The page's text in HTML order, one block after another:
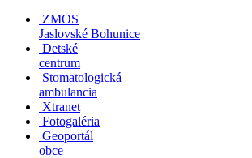
ZMOS
Jaslovské Bohunice
Detské
centrum
Stomatologická
ambulancia
Xtranet
Fotogaléria
Geoportál
obce